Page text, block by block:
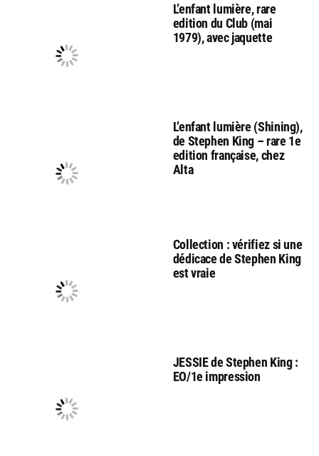
L’enfant lumière, rare
edition du Club (mai
1979), avec jaquette
L’enfant lumière (Shining),
de Stephen King – rare 1e
edition française, chez
Alta
Collection : vérifiez si une
dédicace de Stephen King
est vraie
JESSIE de Stephen King :
EO/1e impression